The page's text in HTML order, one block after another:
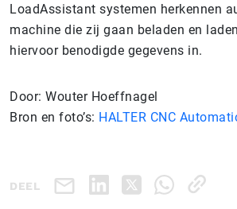
LoadAssistant systemen herkennen
machine die zij gaan beladen en
hiervoor benodigde gegevens in.
Door: Wouter Hoeffnagel
Bron en foto’s: HALTER CNC
DEEL